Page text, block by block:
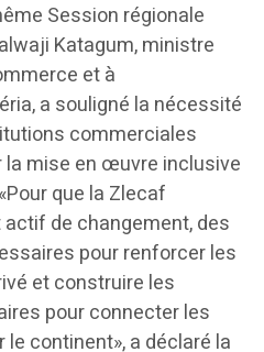
Session régionale
Katagum, ministre
et à
a souligné la nécessité
commerciales
mise en œuvre inclusive
que la Zlecaf
de changement, des
pour renforcer les
et construire les
pour connecter les
continent», a déclaré la